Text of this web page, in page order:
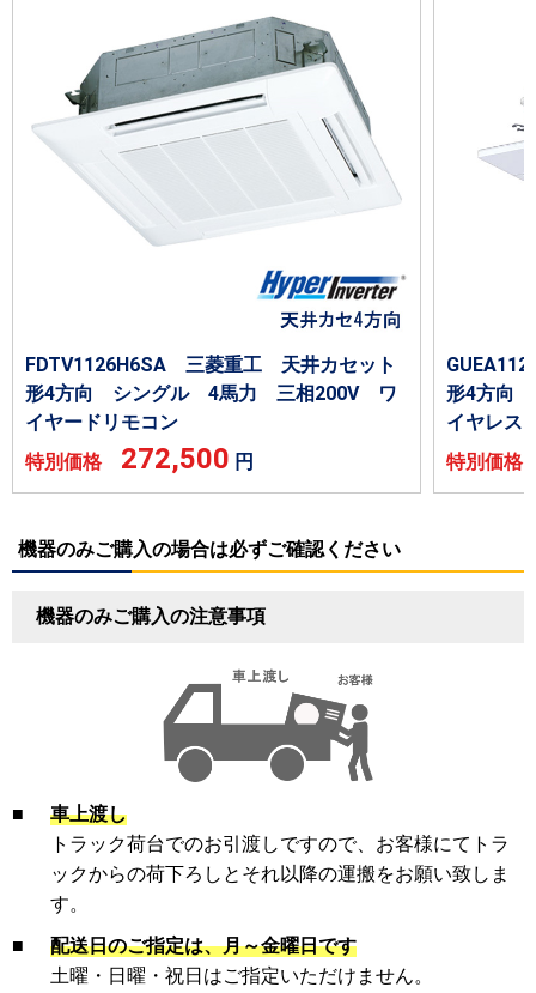
FDTV1126H6SA 三菱重工 天井カセット
形4方向 シングル 4馬力 三相200V ワ
イヤードリモコン
特別価格 272,500 円
形4方向
イヤレス
特別価
機器のみご購入の場合は必ずご確認ください
機器のみご購入の注意事項
■
車上渡し
トラック荷台でのお引渡しですので、お客様にてトラ
ックからの荷下ろしとそれ以降の運搬をお願い致しま
す。
■
配送日のご指定は、月～金曜日です
土曜・日曜・祝日はご指定いただけません。